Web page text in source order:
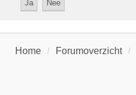
Home Forumoverzicht